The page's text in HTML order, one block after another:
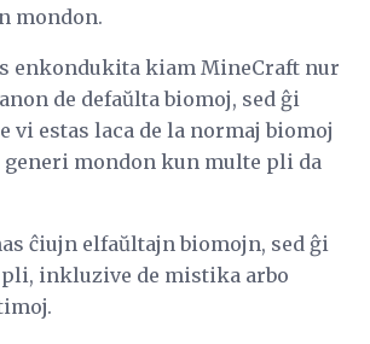
mondon.
enkondukita kiam MineCraft nur
de defaŭlta biomoj, sed ĝi
vi estas laca de la normaj biomoj
generi mondon kun multe pli da
ĉiujn elfaŭltajn biomojn, sed ĝi
inkluzive de mistika arbo